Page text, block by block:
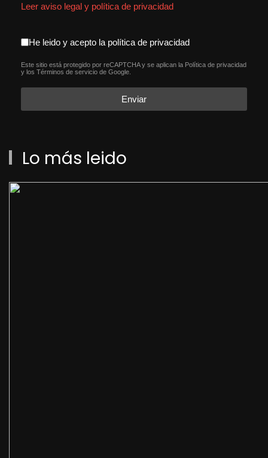
Leer aviso legal y política de privacidad
aceptacion política de
He leido y acepto la política de privacidad
reCAPTCHA*
Este sitio está protegido por reCAPTCHA y se aplican la Política de privacidad
y los Términos de servicio de Google.
Enviar
Lo más leido